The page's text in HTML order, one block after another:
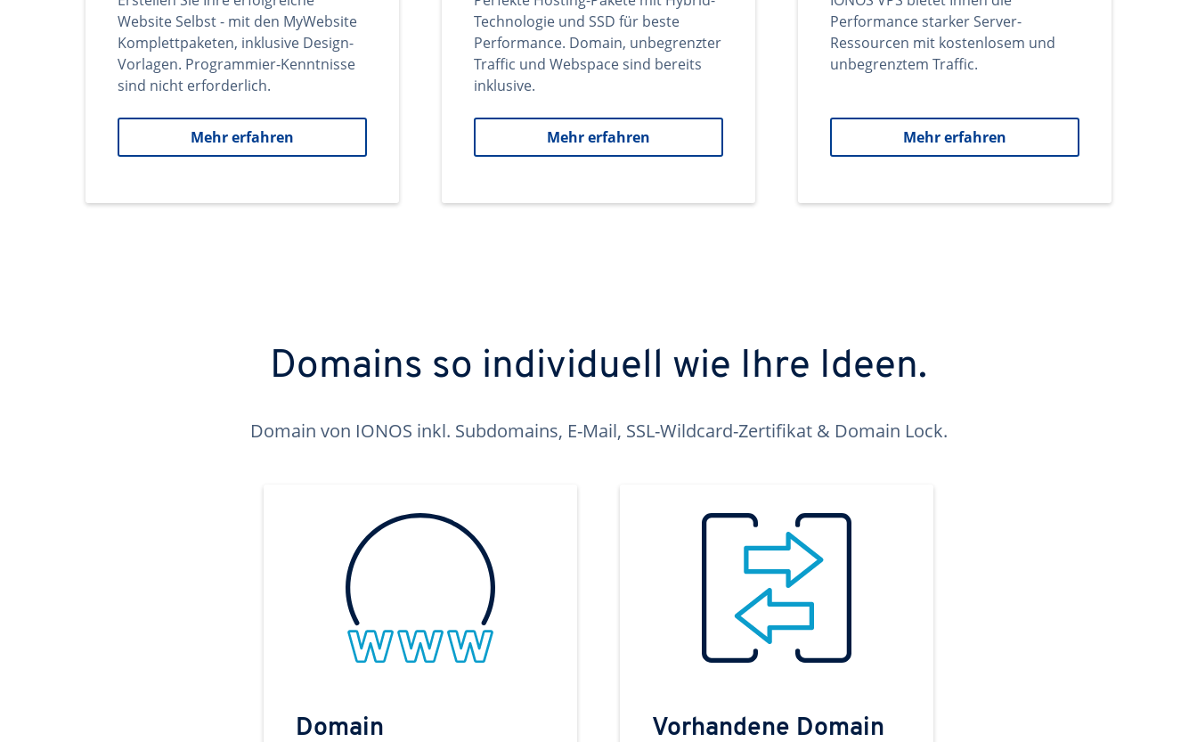
Website Selbst - mit den MyWebsite
Komplettpaketen, inklusive Design-
Vorlagen. Programmier-Kenntnisse
sind nicht erforderlich.
Mehr erfahren
Technologie und SSD für beste
Performance. Domain, unbegrenzter
Traffic und Webspace sind bereits
inklusive.
Mehr erfahren
Performance starker Server-
Ressourcen mit kostenlosem und
unbegrenztem Traffic.
Mehr erfahren
Domains so individuell wie Ihre Ideen.
Domain von IONOS inkl. Subdomains, E-Mail, SSL-Wildcard-Zertifikat & Domain Lock.
Domain
Vorhandene Domain